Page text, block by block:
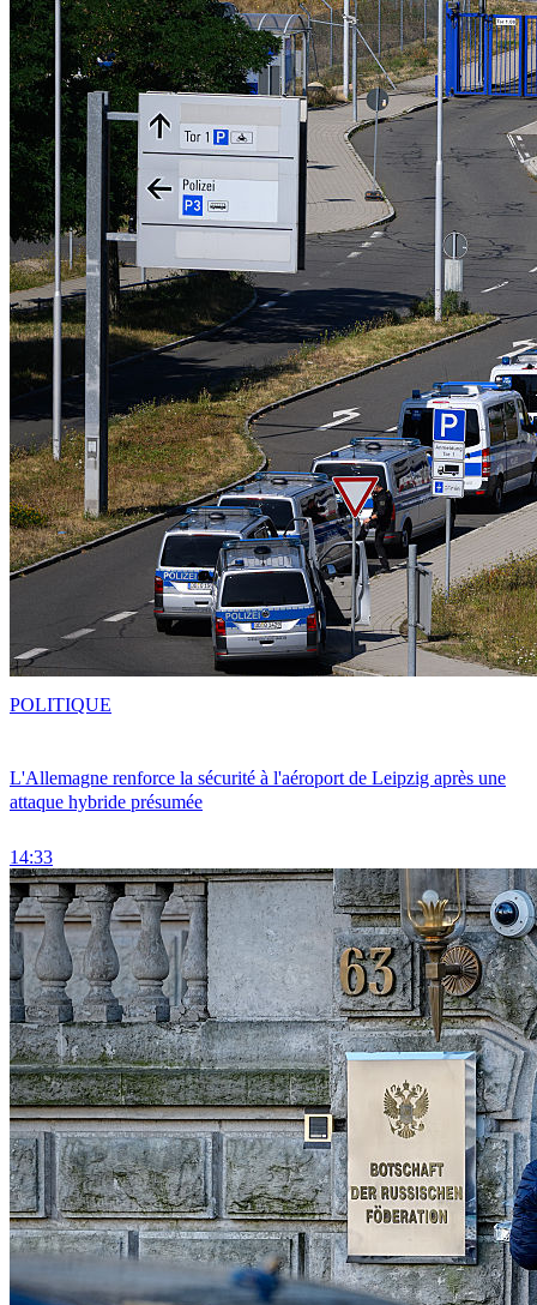
L'Allemagne renforce la sécurité à l'aéroport de Leipzig après une
attaque hybride présumée
14:33
POLITIQUE